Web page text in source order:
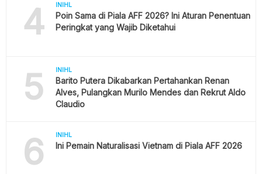
4 INIHL
Poin Sama di Piala AFF 2026? Ini Aturan Penentuan
Peringkat yang Wajib Diketahui
5 INIHL
Barito Putera Dikabarkan Pertahankan Renan
Alves, Pulangkan Murilo Mendes dan Rekrut Aldo
Claudio
6 INIHL
Ini Pemain Naturalisasi Vietnam di Piala AFF 2026